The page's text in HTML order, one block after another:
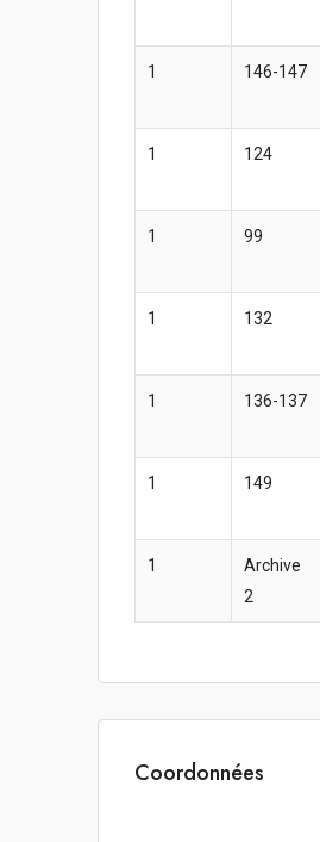
1 146-147
1 124
1 99
1 132
1 136-137
1 149
1
Archive
2
Coordonnées